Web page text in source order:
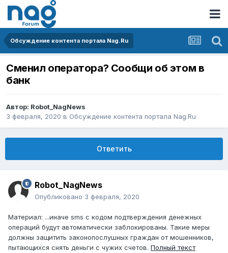
Обсуждение контента портала Nag.Ru
Сменил оператора? Сообщи об этом в
банк
Автор: Robot_NagNews
3 февраля, 2020 в Обсуждение контента портала Nag.Ru
Ответить
Robot_NagNews
Опубликовано 3 февраля, 2020
Материал: ...иначе sms с кодом подтверждения денежных
операций будут автоматически заблокированы. Такие меры
должны защитить законопослушных граждан от мошенников,
пытающихся снять деньги с чужих счетов. Полный текст